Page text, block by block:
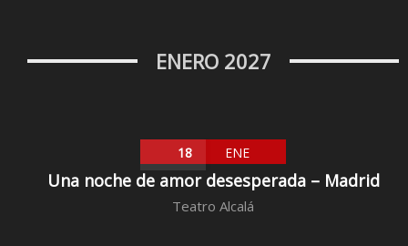
ENERO 2027
18 ENE
Una noche de amor desesperada – Madrid
Teatro Alcalá